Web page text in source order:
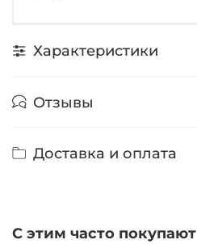
Характеристики
Отзывы
Доставка и оплата
С этим часто покупают